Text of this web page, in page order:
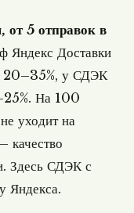
от 5 отправок в
Яндекс Доставки
20–35%, у СДЭК
На 100
уходит на
качество
Здесь СДЭК с
Яндекса.